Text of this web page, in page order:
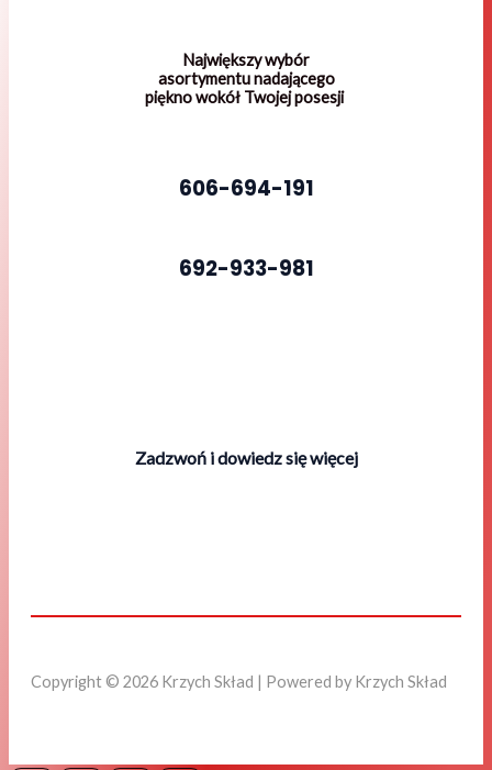
Największy wybór
asortymentu nadającego
piękno wokół Twojej posesji
606-694-191
692-933-981
Zadzwoń i dowiedz się więcej
Copyright © 2026 Krzych Skład | Powered by Krzych Skład